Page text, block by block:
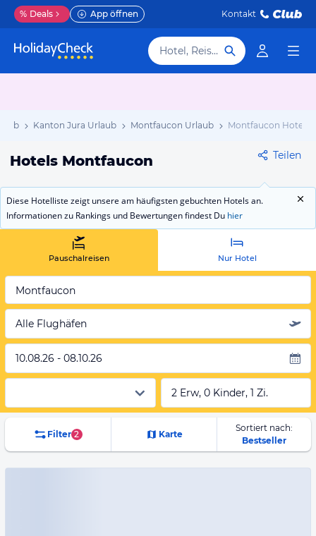
% Deals App öffnen Kontakt
Hotel, Reiseziel
Kanton Jura Urlaub Montfaucon Urlaub Montfaucon Hotels
Hotels Montfaucon Teilen
Diese Hotelliste zeigt unsere am häufigsten gebuchten Hotels an.
Informationen zu Rankings und Bewertungen findest Du hier
Pauschalreisen Nur Hotel
Montfaucon
Alle Flughäfen
10.08.26 - 08.10.26
2 Erw, 0 Kinder, 1 Zi.
Filter 2 Karte
Sortiert nach:
Bestseller